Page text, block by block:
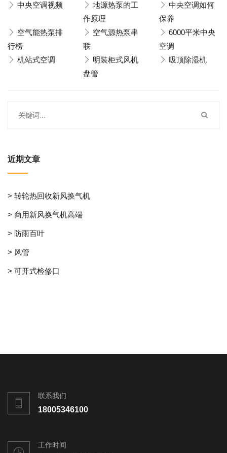
中央空调视频
地源热泵的工
作原理
中央空调如何
保养
空气能热泵排
行榜
空气源热泵串
联
6000平米中央
空调
机站式空调
明装柜式风机
盘管
吸顶除湿机
近期文章
> 转轮热回收新风换气机
> 商用新风换气机高端
> 防雨百叶
> 风管
> 可开式检修口
联系我们
18005346100
工作时间